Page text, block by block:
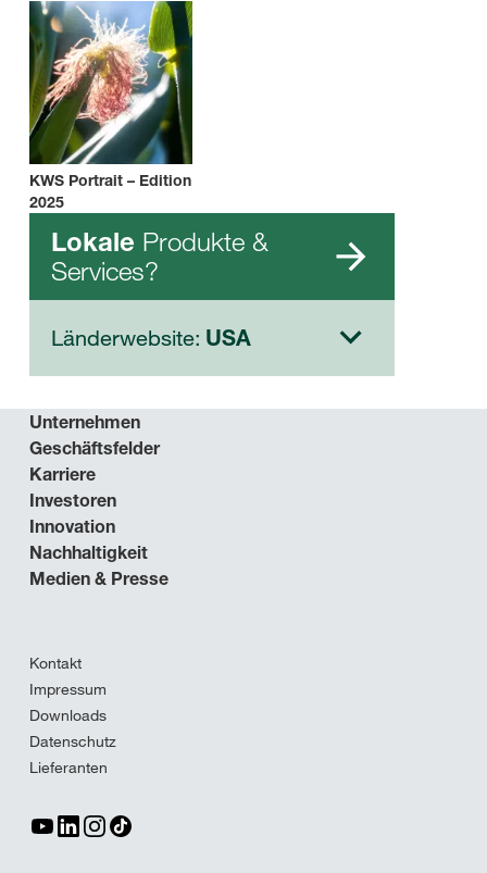
KWS Portrait – Edition
2025
Lokale Produkte &
Services?
Länderwebsite: USA
Unternehmen
Geschäftsfelder
Karriere
Investoren
Innovation
Nachhaltigkeit
Medien & Presse
Kontakt
Impressum
Downloads
Datenschutz
Lieferanten